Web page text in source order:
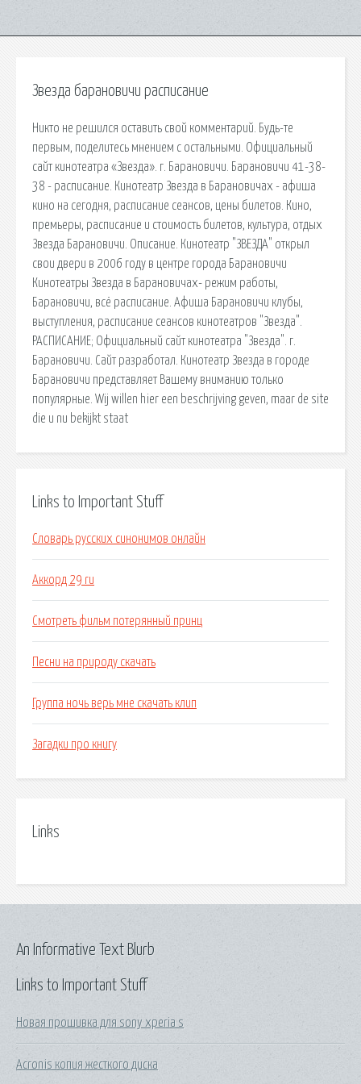
Звезда барановичи расписание
Никто не решился оставить свой комментарий. Будь-те
первым, поделитесь мнением с остальными. Официальный
сайт кинотеатра «Звезда». г. Барановичи. Барановичи 41-38-
38 - расписание. Кинотеатр Звезда в Барановичах - афиша
кино на сегодня, расписание сеансов, цены билетов. Кино,
премьеры, расписание и стоимость билетов, культура, отдых
Звезда Барановичи. Описание. Кинотеатр "ЗВЕЗДА" открыл
свои двери в 2006 году в центре города Барановичи
Кинотеатры Звезда в Барановичах- режим работы,
Барановичи, всё расписание. Афиша Барановичи клубы,
выступления, расписание сеансов кинотеатров "Звезда".
РАСПИСАНИЕ; Официальный сайт кинотеатра "Звезда". г.
Барановичи. Сайт разработал. Кинотеатр Звезда в городе
Барановичи представляет Вашему вниманию только
популярные. Wij willen hier een beschrijving geven, maar de site
die u nu bekijkt staat
Links to Important Stuff
Словарь русских синонимов онлайн
Аккорд 29 ru
Смотреть фильм потерянный принц
Песни на природу скачать
Группа ночь верь мне скачать клип
Загадки про книгу
Links
Links to Important Stuff
Новая прошивка для sony xperia s
Acronis копия жесткого диска
An Informative Text Blurb